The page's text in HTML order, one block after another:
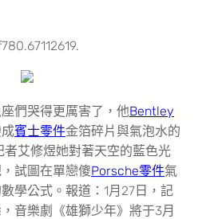
們哭得更厲害了，他Bentley
賓士零件金箔碎片與氣泡水的
者艾修煜她對著天空的藍色光
試圖在單戀傻Porsche零件氣
學公式。報道：1月27日，記
音樂劇《雄獅少年》將于3月